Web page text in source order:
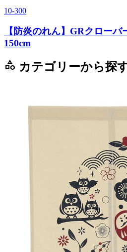
10-300
【防炎のれん】GRクロー
150cm
category カテゴリーから探